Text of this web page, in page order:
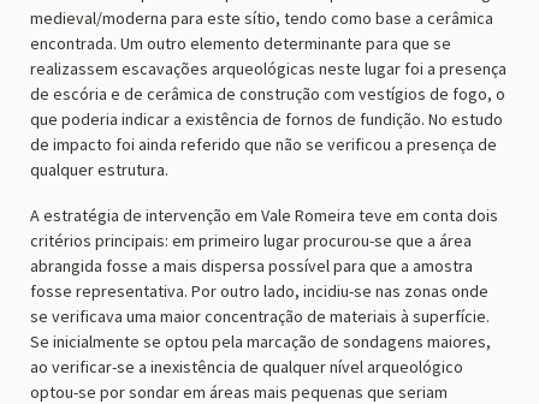
medieval/moderna para este sítio, tendo como base a cerâmica
encontrada. Um outro elemento determinante para que se
realizassem escavações arqueológicas neste lugar foi a presença
de escória e de cerâmica de construção com vestígios de fogo, o
que poderia indicar a existência de fornos de fundição. No estudo
de impacto foi ainda referido que não se verificou a presença de
qualquer estrutura.
A estratégia de intervenção em Vale Romeira teve em conta dois
critérios principais: em primeiro lugar procurou-se que a área
abrangida fosse a mais dispersa possível para que a amostra
fosse representativa. Por outro lado, incidiu-se nas zonas onde
se verificava uma maior concentração de materiais à superfície.
Se inicialmente se optou pela marcação de sondagens maiores,
ao verificar-se a inexistência de qualquer nível arqueológico
optou-se por sondar em áreas mais pequenas que seriam